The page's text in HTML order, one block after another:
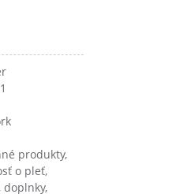
produkty,
o pleť,
doplnky,